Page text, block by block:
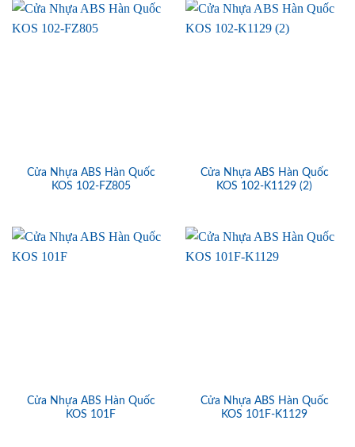
Cửa Nhựa ABS Hàn Quốc
KOS 102-FZ805
Cửa Nhựa ABS Hàn Quốc
KOS 102-K1129 (2)
Cửa Nhựa ABS Hàn Quốc
KOS 101F
Cửa Nhựa ABS Hàn Quốc
KOS 101F-K1129